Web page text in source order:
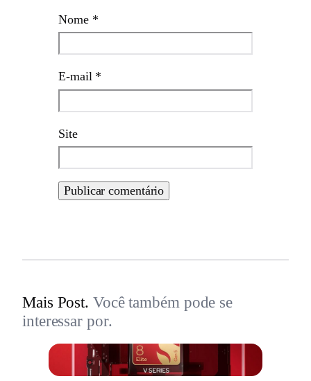
Nome *
E-mail *
Site
Mais Post. Você também pode se
interessar por.